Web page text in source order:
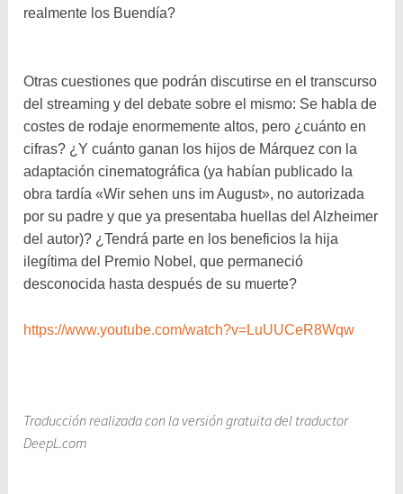
realmente los Buendía?
Otras cuestiones que podrán discutirse en el transcurso
del streaming y del debate sobre el mismo: Se habla de
costes de rodaje enormemente altos, pero ¿cuánto en
cifras? ¿Y cuánto ganan los hijos de Márquez con la
adaptación cinematográfica (ya habían publicado la
obra tardía «Wir sehen uns im August», no autorizada
por su padre y que ya presentaba huellas del Alzheimer
del autor)? ¿Tendrá parte en los beneficios la hija
ilegítima del Premio Nobel, que permaneció
desconocida hasta después de su muerte?
https://www.youtube.com/watch?v=LuUUCeR8Wqw
Traducción realizada con la versión gratuita del traductor
DeepL.com